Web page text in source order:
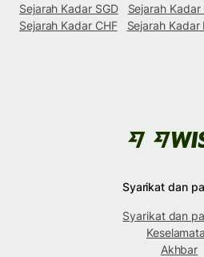
Sejarah Kadar SGD
Sejarah Kadar
Sejarah Kadar CHF
Sejarah Kadar
Syarikat dan
Syarikat dan
Akhbar